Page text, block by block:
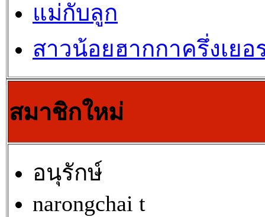
แม่กับลูก
สาวน้อยฮากกาครึ่งเยอ
สมาชิกใหม่
อนุรักษ์
narongchai t